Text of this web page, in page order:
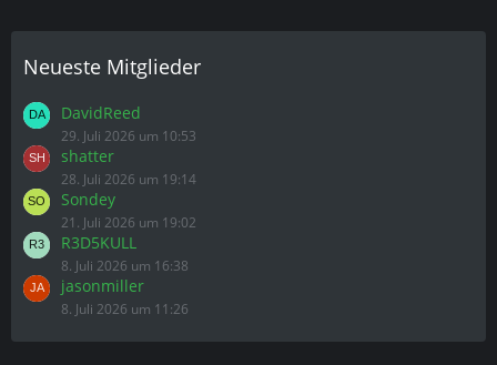
Neueste Mitglieder
DavidReed
29. Juli 2026 um 10:53
shatter
28. Juli 2026 um 19:14
Sondey
21. Juli 2026 um 19:02
R3D5KULL
8. Juli 2026 um 16:38
jasonmiller
8. Juli 2026 um 11:26